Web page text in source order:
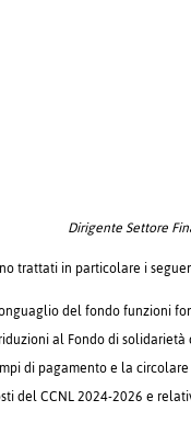
Dirigente Settore
trattati in particolare i
del fondo funzioni
al Fondo di
di pagamento e la circolare
del CCNL 2024-2026 e